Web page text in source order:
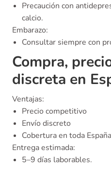
Precaución con
calcio.
Embarazo:
Consultar siempre con
Compra,
discreta en
Ventajas:
Precio competitivo
Envío discreto
Cobertura en toda
Entrega estimada:
5–9 días laborables.